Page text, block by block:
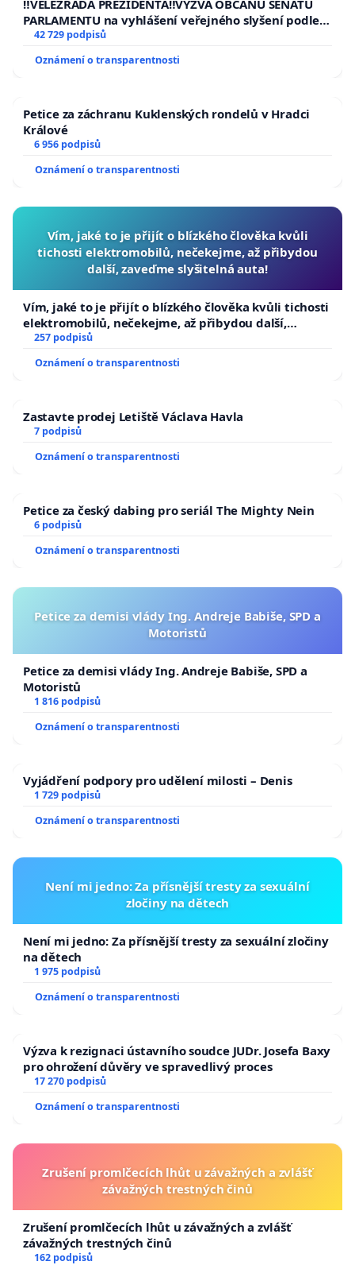
‼️VELEZRADA PREZIDENTA‼️VÝZVA OBČANŮ SENÁTU
PARLAMENTU na vyhlášení veřejného slyšení podle §
144 jednacího řádu Senátu k návrhu na přijetí
republiky
42 729 podpisů
Oznámení o transparentnosti
Petice za záchranu Kuklenských rondelů v Hradci
Králové
6 956 podpisů
Oznámení o transparentnosti
Vím, jaké to je přijít o blízkého člověka kvůli
tichosti elektromobilů, nečekejme, až přibydou
další, zaveďme slyšitelná auta!
Vím, jaké to je přijít o blízkého člověka kvůli tichosti
elektromobilů, nečekejme, až přibydou další,
zaveďme slyšitelná auta!
257 podpisů
Oznámení o transparentnosti
Zastavte prodej Letiště Václava Havla
7 podpisů
Oznámení o transparentnosti
Petice za český dabing pro seriál The Mighty Nein
6 podpisů
Oznámení o transparentnosti
Petice za demisi vlády Ing. Andreje Babiše, SPD a
Motoristů
Petice za demisi vlády Ing. Andreje Babiše, SPD a
Motoristů
1 816 podpisů
Oznámení o transparentnosti
Vyjádření podpory pro udělení milosti – Denis
1 729 podpisů
Oznámení o transparentnosti
Není mi jedno: Za přísnější tresty za sexuální
zločiny na dětech
Není mi jedno: Za přísnější tresty za sexuální zločiny
na dětech
1 975 podpisů
Oznámení o transparentnosti
Výzva k rezignaci ústavního soudce JUDr. Josefa Baxy
pro ohrožení důvěry ve spravedlivý proces
17 270 podpisů
Oznámení o transparentnosti
Zrušení promlčecích lhůt u závažných a zvlášť
závažných trestných činů
Zrušení promlčecích lhůt u závažných a zvlášť
závažných trestných činů
162 podpisů